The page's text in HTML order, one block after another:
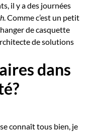
il y a des journées
. Comme c’est un petit
de casquette
de solutions
dans
connaît tous bien, je